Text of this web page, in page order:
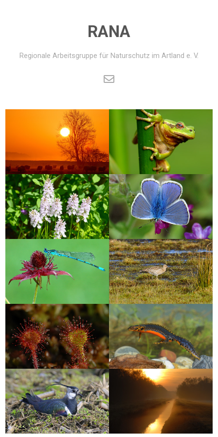
RANA
Regionale Arbeitsgruppe für Naturschutz im Artland e. V.